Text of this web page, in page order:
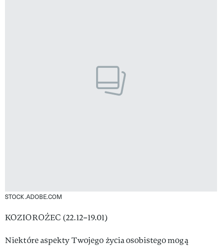
STOCK.ADOBE.COM
KOZIOROŻEC (22.12–19.01)
Niektóre aspekty Twojego życia osobistego mogą